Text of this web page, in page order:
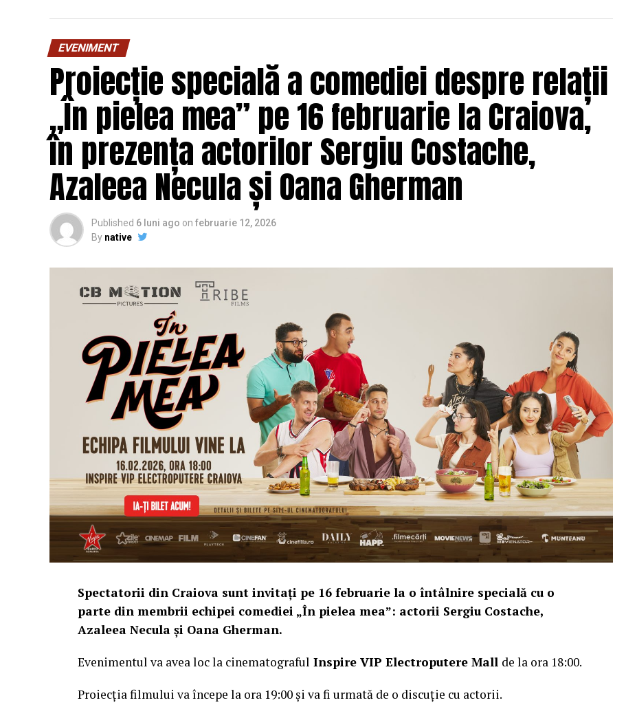
EVENIMENT
Proiecție specială a comediei despre relații
„În pielea mea” pe 16 februarie la Craiova,
în prezența actorilor Sergiu Costache,
Azaleea Necula și Oana Gherman
Published 6 luni ago on februarie 12, 2026
By native
Spectatorii din Craiova sunt invitați pe 16 februarie la o întâlnire specială cu o
parte din membrii echipei comediei „În pielea mea”: actorii Sergiu Costache,
Azaleea Necula și Oana Gherman.
Evenimentul va avea loc la cinematograful Inspire VIP Electroputere Mall de la ora 18:00.
Proiecția filmului va începe la ora 19:00 și va fi urmată de o discuție cu actorii.